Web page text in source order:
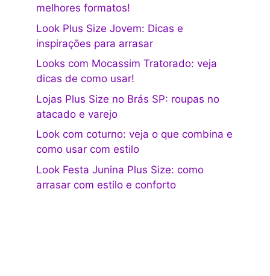
melhores formatos!
Look Plus Size Jovem: Dicas e
inspirações para arrasar
Looks com Mocassim Tratorado: veja
dicas de como usar!
Lojas Plus Size no Brás SP: roupas no
atacado e varejo
Look com coturno: veja o que combina e
como usar com estilo
Look Festa Junina Plus Size: como
arrasar com estilo e conforto